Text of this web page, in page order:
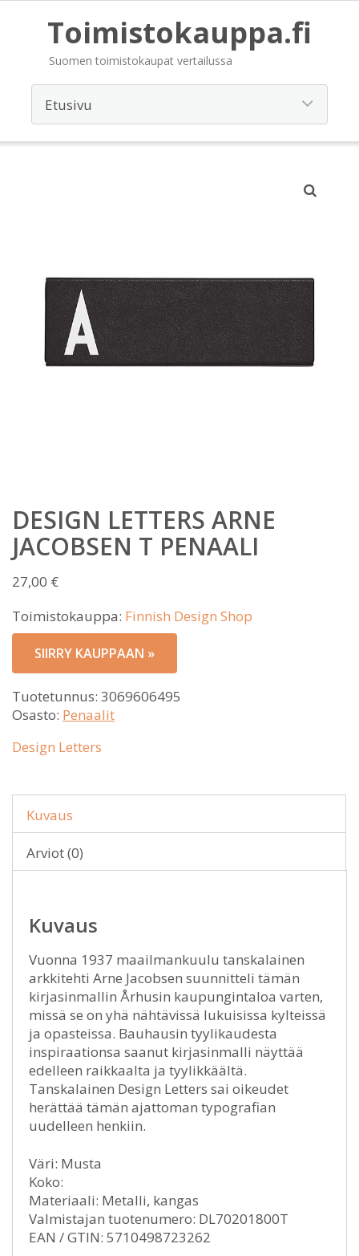
Toimistokauppa.fi
Suomen toimistokaupat vertailussa
DESIGN LETTERS ARNE
JACOBSEN T PENAALI
27,00 €
Toimistokauppa: Finnish Design Shop
SIIRRY KAUPPAAN »
Tuotetunnus: 3069606495
Osasto: Penaalit
Design Letters
Kuvaus
Arviot (0)
Kuvaus
Vuonna 1937 maailmankuulu tanskalainen
arkkitehti Arne Jacobsen suunnitteli tämän
kirjasinmallin Århusin kaupungintaloa varten,
missä se on yhä nähtävissä lukuisissa kylteissä
ja opasteissa. Bauhausin tyylikaudesta
inspiraationsa saanut kirjasinmalli näyttää
edelleen raikkaalta ja tyylikkäältä.
Tanskalainen Design Letters sai oikeudet
herättää tämän ajattoman typografian
uudelleen henkiin.
Väri: Musta
Koko:
Materiaali: Metalli, kangas
Valmistajan tuotenumero: DL70201800T
EAN / GTIN: 5710498723262